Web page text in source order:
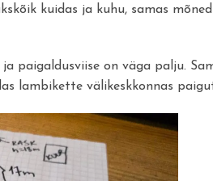
kuidas ja kuhu, samas
paigaldusviise on väga palju.
lambikette välikeskkonnas